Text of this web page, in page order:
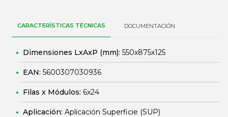
CARACTERÍSTICAS TÉCNICAS DOCUMENTACIÓN
Dimensiones LxAxP (mm): 550x875x125
EAN: 5600307030936
Filas x Módulos: 6x24
Aplicación: Aplicación Superficie (SUP)